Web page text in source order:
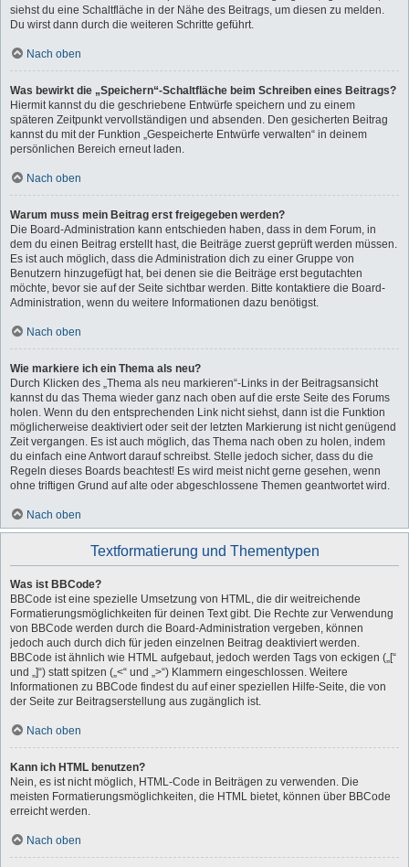
siehst du eine Schaltfläche in der Nähe des Beitrags, um diesen zu melden.
Du wirst dann durch die weiteren Schritte geführt.
Nach oben
Was bewirkt die „Speichern“-Schaltfläche beim Schreiben eines Beitrags?
Hiermit kannst du die geschriebene Entwürfe speichern und zu einem
späteren Zeitpunkt vervollständigen und absenden. Den gesicherten Beitrag
kannst du mit der Funktion „Gespeicherte Entwürfe verwalten“ in deinem
persönlichen Bereich erneut laden.
Nach oben
Warum muss mein Beitrag erst freigegeben werden?
Die Board-Administration kann entschieden haben, dass in dem Forum, in
dem du einen Beitrag erstellt hast, die Beiträge zuerst geprüft werden müssen.
Es ist auch möglich, dass die Administration dich zu einer Gruppe von
Benutzern hinzugefügt hat, bei denen sie die Beiträge erst begutachten
möchte, bevor sie auf der Seite sichtbar werden. Bitte kontaktiere die Board-
Administration, wenn du weitere Informationen dazu benötigst.
Nach oben
Wie markiere ich ein Thema als neu?
Durch Klicken des „Thema als neu markieren“-Links in der Beitragsansicht
kannst du das Thema wieder ganz nach oben auf die erste Seite des Forums
holen. Wenn du den entsprechenden Link nicht siehst, dann ist die Funktion
möglicherweise deaktiviert oder seit der letzten Markierung ist nicht genügend
Zeit vergangen. Es ist auch möglich, das Thema nach oben zu holen, indem
du einfach eine Antwort darauf schreibst. Stelle jedoch sicher, dass du die
Regeln dieses Boards beachtest! Es wird meist nicht gerne gesehen, wenn
ohne triftigen Grund auf alte oder abgeschlossene Themen geantwortet wird.
Nach oben
Textformatierung und Thementypen
Was ist BBCode?
BBCode ist eine spezielle Umsetzung von HTML, die dir weitreichende
Formatierungsmöglichkeiten für deinen Text gibt. Die Rechte zur Verwendung
von BBCode werden durch die Board-Administration vergeben, können
jedoch auch durch dich für jeden einzelnen Beitrag deaktiviert werden.
BBCode ist ähnlich wie HTML aufgebaut, jedoch werden Tags von eckigen („[“
und „]“) statt spitzen („<“ und „>“) Klammern eingeschlossen. Weitere
Informationen zu BBCode findest du auf einer speziellen Hilfe-Seite, die von
der Seite zur Beitragserstellung aus zugänglich ist.
Nach oben
Kann ich HTML benutzen?
Nein, es ist nicht möglich, HTML-Code in Beiträgen zu verwenden. Die
meisten Formatierungsmöglichkeiten, die HTML bietet, können über BBCode
erreicht werden.
Nach oben